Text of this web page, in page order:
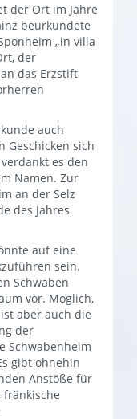
der Ort im Jahre
beurkundete
„in villa
der
das Erzstift
auch
Geschicken sich
es den
Namen. Zur
an der Selz
des Jahres
auf eine
sein.
Schwaben
vor. Möglich,
aber auch die
der
Schwabenheim
gibt ohnehin
Anstöße für
fränkische